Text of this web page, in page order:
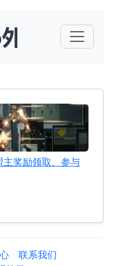
奖励领取、参与
联系我们